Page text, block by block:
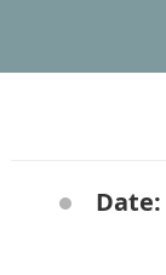
Date: